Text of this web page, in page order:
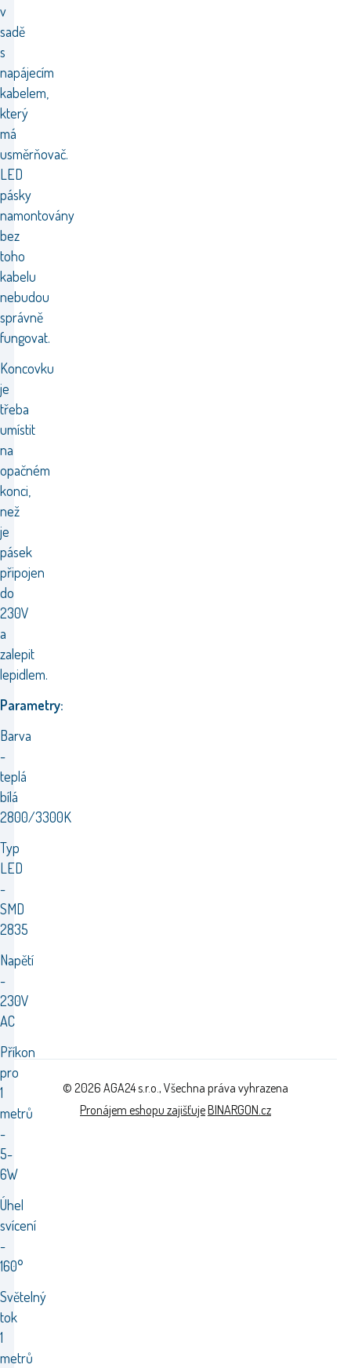
v
sadě
s
napájecím
kabelem,
který
má
usměrňovač.
LED
pásky
namontovány
bez
toho
kabelu
nebudou
správně
fungovat.
Koncovku
je
třeba
umístit
na
opačném
konci,
než
je
pásek
připojen
do
230V
a
zalepit
lepidlem.
Parametry:
Barva
-
teplá
bílá
2800/3300K
Typ
LED
-
SMD
2835
Napětí
-
230V
AC
Příkon
pro
1
metrů
-
5-
6W
Úhel
svícení
-
160°
Světelný
tok
1
metrů
© 2026 AGA24 s.r.o., Všechna práva vyhrazena
Pronájem eshopu zajišťujeBINARGON.cz